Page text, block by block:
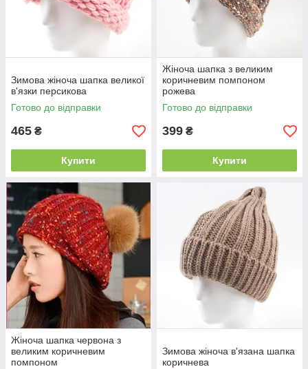
Зимова жіноча шапка великої
в'язки персикова
Готово до відправки
465 ₴
Купити
Жіноча шапка з великим
коричневим помпоном
рожева
Готово до відправки
399 ₴
Купити
Жіноча шапка червона з
великим коричневим
помпоном
Зимова жіноча в'язана шапка
коричнева